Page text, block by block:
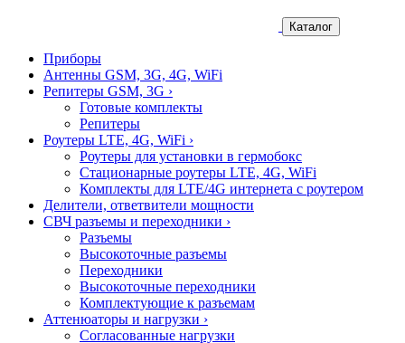
Каталог
Приборы
Антенны GSM, 3G, 4G, WiFi
Репитеры GSM, 3G ›
Готовые комплекты
Репитеры
Роутеры LTE, 4G, WiFi ›
Роутеры для установки в гермобокс
Стационарные роутеры LTE, 4G, WiFi
Комплекты для LTE/4G интернета с роутером
Делители, ответвители мощности
СВЧ разъемы и переходники ›
Разъемы
Высокоточные разъемы
Переходники
Высокоточные переходники
Комплектующие к разъемам
Аттенюаторы и нагрузки ›
Согласованные нагрузки